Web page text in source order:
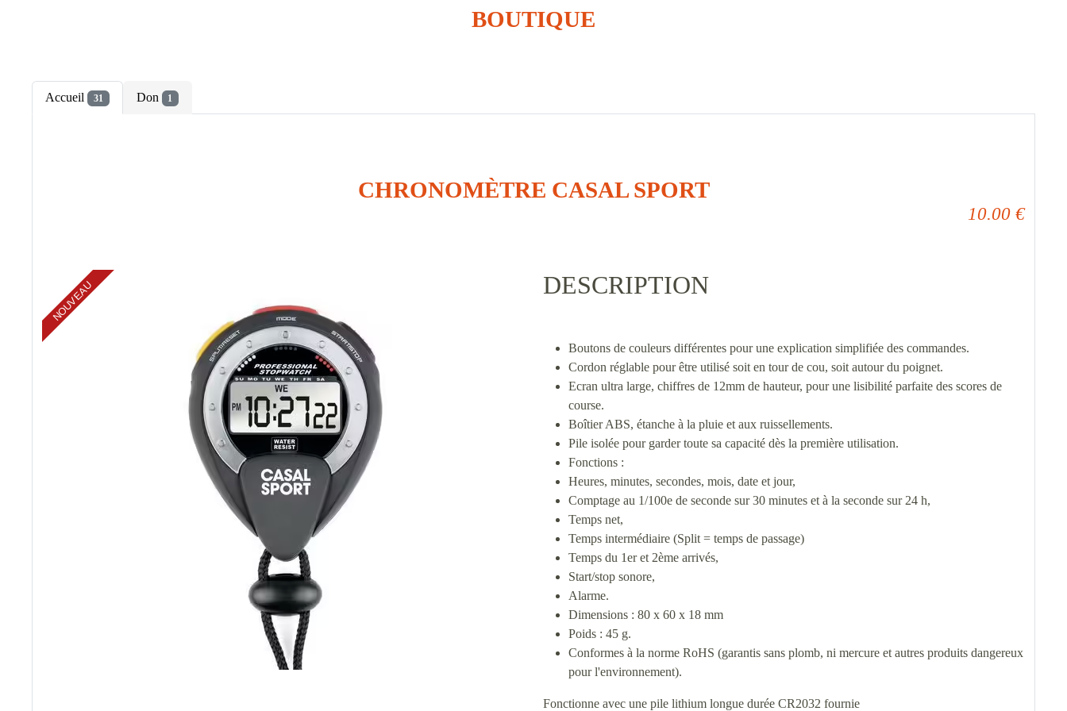
BOUTIQUE
Accueil 31 Don 1
CHRONOMÈTRE CASAL SPORT
10.00 €
NOUVEAU DESCRIPTION
Boutons de couleurs différentes pour une explication simplifiée des commandes.
Cordon réglable pour être utilisé soit en tour de cou, soit autour du poignet.
Ecran ultra large, chiffres de 12mm de hauteur, pour une lisibilité parfaite des scores de
course.
Boîtier ABS, étanche à la pluie et aux ruissellements.
Pile isolée pour garder toute sa capacité dès la première utilisation.
Fonctions :
Heures, minutes, secondes, mois, date et jour,
Comptage au 1/100e de seconde sur 30 minutes et à la seconde sur 24 h,
Temps net,
Temps intermédiaire (Split = temps de passage)
Temps du 1er et 2ème arrivés,
Start/stop sonore,
Alarme.
Dimensions : 80 x 60 x 18 mm
Poids : 45 g.
Conformes à la norme RoHS (garantis sans plomb, ni mercure et autres produits dangereux
pour l'environnement).
Fonctionne avec une pile lithium longue durée CR2032 fournie